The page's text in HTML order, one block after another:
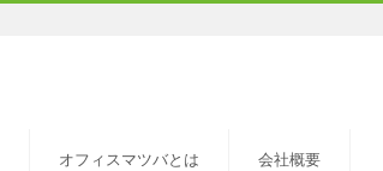
オフィスマツバとは 会社概要